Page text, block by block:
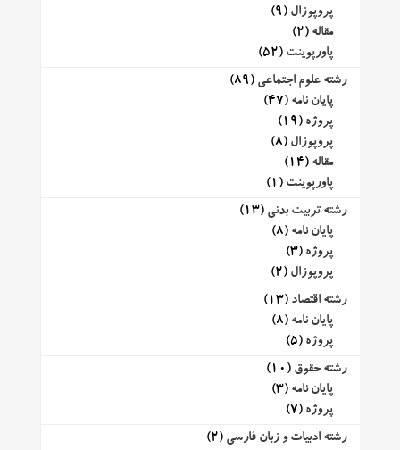
پروپوزال (9)
مقاله (2)
پاورپوینت (52)
رشته علوم اجتماعی (89)
پایان نامه (47)
پروژه (19)
پروپوزال (8)
مقاله (14)
پاورپوینت (1)
رشته تربیت بدنی (13)
پایان نامه (8)
پروژه (3)
پروپوزال (2)
رشته اقتصاد (13)
پایان نامه (8)
پروژه (5)
رشته حقوق (10)
پایان نامه (3)
پروژه (7)
رشته ادبیات و زبان فارسی (2)